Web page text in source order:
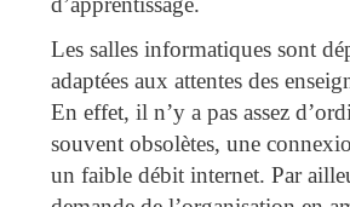
Les salles informatiques sont
adaptées aux attentes des
En effet, il n’y a pas assez
souvent obsolètes, une
un faible débit internet. Par